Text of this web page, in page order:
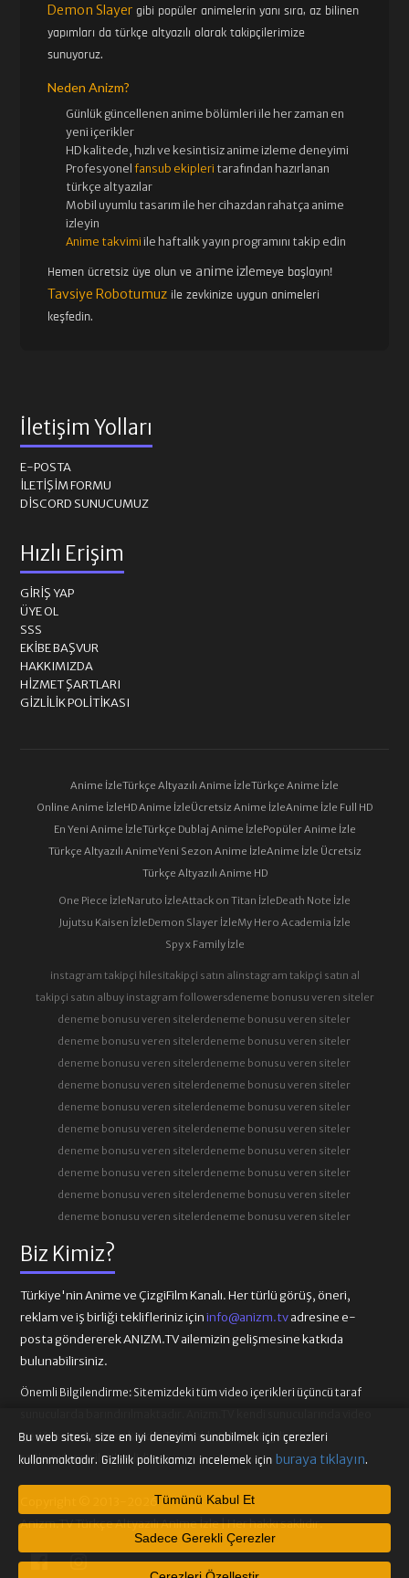
Demon Slayer gibi popüler animelerin yanı sıra, az bilinen
yapımları da türkçe altyazılı olarak takipçilerimize
sunuyoruz.
Neden Anizm?
Günlük güncellenen anime bölümleri ile her zaman en
yeni içerikler
HD kalitede, hızlı ve kesintisiz anime izleme deneyimi
Profesyonelfansub ekipleri tarafından hazırlanan
türkçe altyazılar
Mobil uyumlu tasarım ile her cihazdan rahatça anime
izleyin
Anime takvimi ile haftalık yayın programını takip edin
Hemen ücretsiz üye olun ve anime izlemeye başlayın!
Tavsiye Robotumuz ile zevkinize uygun animeleri
keşfedin.
Biz Kimiz?
Türkiye'nin Anime ve ÇizgiFilm Kanalı. Her türlü görüş, öneri,
reklam ve iş birliği teklifleriniz içininfo@anizm.tvadresine e-
posta göndererek ANIZM.TV ailemizin gelişmesine katkıda
bulunabilirsiniz.
Önemli Bilgilendirme: Sitemizdeki tüm video içerikleri üçüncü taraf
içeriği barındırmamaktadır. Telif hakkı talepleri ilgili video
sağlayıcılarına iletilmelidir.
Copyright © 2013-2026
Anizm.TV Türkçe Altyazılı Anime İzle | Her hakkı saklıdır.
İletişim Yolları
E-POSTA
İLETIŞIM FORMU
DISCORD SUNUCUMUZ
Hızlı Erişim
GIRIŞ YAP
ÜYE OL
SSS
EKIBE BAŞVUR
HAKKIMIZDA
HIZMET ŞARTLARI
GIZLILIK POLITIKASI
Anime İzleTürkçe Altyazılı Anime İzleTürkçe Anime İzle
Online Anime İzleHD Anime İzleÜcretsiz Anime İzleAnime İzle Full HD
En Yeni Anime İzleTürkçe Dublaj Anime İzlePopüler Anime İzle
Türkçe Altyazılı AnimeYeni Sezon Anime İzleAnime İzle Ücretsiz
Türkçe Altyazılı Anime HD
One Piece İzleNaruto İzleAttack on Titan İzleDeath Note İzle
Jujutsu Kaisen İzleDemon Slayer İzleMy Hero Academia İzle
Spy x Family İzle
instagram takipçi hilesitakipçi satın alinstagram takipçi satın al
takipçi satın albuy instagram followersdeneme bonusu veren siteler
deneme bonusu veren sitelerdeneme bonusu veren siteler
deneme bonusu veren sitelerdeneme bonusu veren siteler
deneme bonusu veren sitelerdeneme bonusu veren siteler
deneme bonusu veren sitelerdeneme bonusu veren siteler
deneme bonusu veren sitelerdeneme bonusu veren siteler
deneme bonusu veren sitelerdeneme bonusu veren siteler
deneme bonusu veren sitelerdeneme bonusu veren siteler
deneme bonusu veren sitelerdeneme bonusu veren siteler
deneme bonusu veren sitelerdeneme bonusu veren siteler
deneme bonusu veren sitelerdeneme bonusu veren siteler
Bu web sitesi, size en iyi deneyimi sunabilmek için çerezleri
kullanmaktadır. Gizlilik politikamızı incelemek için buraya tıklayın.
Tümünü Kabul Et
Sadece Gerekli Çerezler